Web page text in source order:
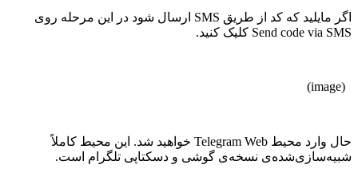
اگر مایلید که کد از طریق SMS ارسال شود در این مرحله روی
Send code via SMS کلیک کنید.
(image)
حال وارد محیط Telegram Web خواهید شد. این محیط کاملاً
شبیه‌سازی‌شده‌ی نسخه‌ی گوشی و دسکتاپی تلگرام است.